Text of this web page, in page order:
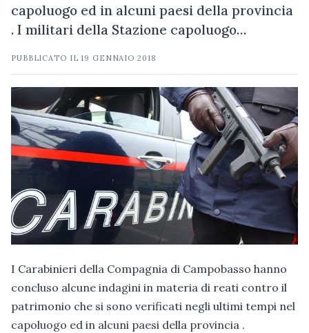
capoluogo ed in alcuni paesi della provincia
. I militari della Stazione capoluogo…
PUBBLICATO IL19 GENNAIO 2018
I Carabinieri della Compagnia di Campobasso hanno
concluso alcune indagini in materia di reati contro il
patrimonio che si sono verificati negli ultimi tempi nel
capoluogo ed in alcuni paesi della provincia .